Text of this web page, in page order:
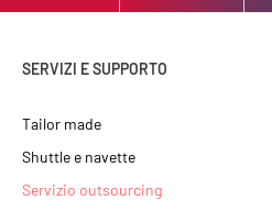
SERVIZI E SUPPORTO
Tailor made
Shuttle e navette
Servizio outsourcing